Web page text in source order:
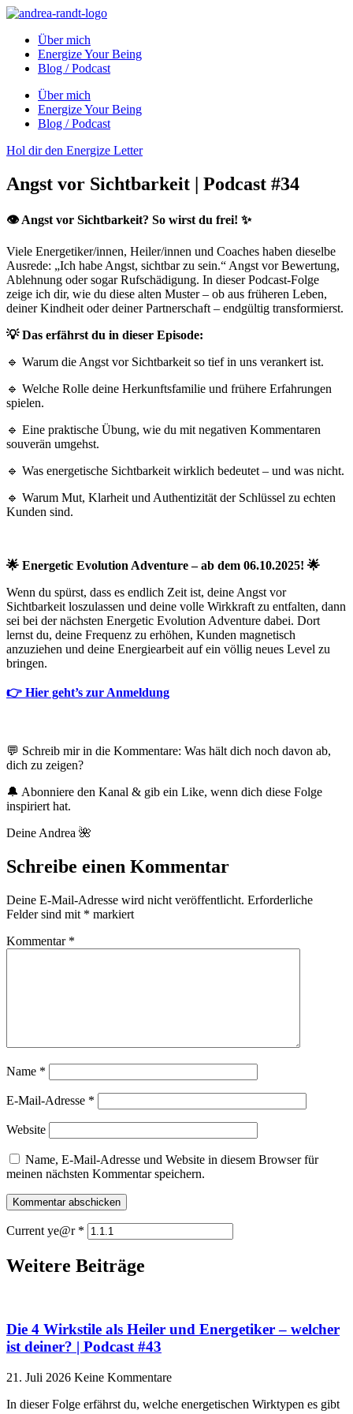
Über mich
Energize Your Being
Blog / Podcast
Über mich
Energize Your Being
Blog / Podcast
Hol dir den Energize Letter
Angst vor Sichtbarkeit | Podcast #34
👁️ Angst vor Sichtbarkeit? So wirst du frei! ✨
Viele Energetiker/innen, Heiler/innen und Coaches haben dieselbe
Ausrede: „Ich habe Angst, sichtbar zu sein.“ Angst vor Bewertung,
Ablehnung oder sogar Rufschädigung. In dieser Podcast-Folge
zeige ich dir, wie du diese alten Muster – ob aus früheren Leben,
deiner Kindheit oder deiner Partnerschaft – endgültig transformierst.
💡 Das erfährst du in dieser Episode:
🔹 Warum die Angst vor Sichtbarkeit so tief in uns verankert ist.
🔹 Welche Rolle deine Herkunftsfamilie und frühere Erfahrungen
spielen.
🔹 Eine praktische Übung, wie du mit negativen Kommentaren
souverän umgehst.
🔹 Was energetische Sichtbarkeit wirklich bedeutet – und was nicht.
🔹 Warum Mut, Klarheit und Authentizität der Schlüssel zu echten
Kunden sind.
🌟 Energetic Evolution Adventure – ab dem 06.10.2025! 🌟
Wenn du spürst, dass es endlich Zeit ist, deine Angst vor
Sichtbarkeit loszulassen und deine volle Wirkkraft zu entfalten, dann
sei bei der nächsten Energetic Evolution Adventure dabei. Dort
lernst du, deine Frequenz zu erhöhen, Kunden magnetisch
anzuziehen und deine Energiearbeit auf ein völlig neues Level zu
bringen.
👉 Hier geht’s zur Anmeldung
💬 Schreib mir in die Kommentare: Was hält dich noch davon ab,
dich zu zeigen?
🔔 Abonniere den Kanal & gib ein Like, wenn dich diese Folge
inspiriert hat.
Deine Andrea 🌺
Schreibe einen Kommentar
Deine E-Mail-Adresse wird nicht veröffentlicht. Erforderliche
Felder sind mit * markiert
Kommentar *
Name *
E-Mail-Adresse *
Website
Name, E-Mail-Adresse und Website in diesem Browser für
meinen nächsten Kommentar speichern.
Current ye@r *
Weitere Beiträge
Die 4 Wirkstile als Heiler und Energetiker – welcher
ist deiner? | Podcast #43
21. Juli 2026 Keine Kommentare
In dieser Folge erfährst du, welche energetischen Wirktypen es gibt